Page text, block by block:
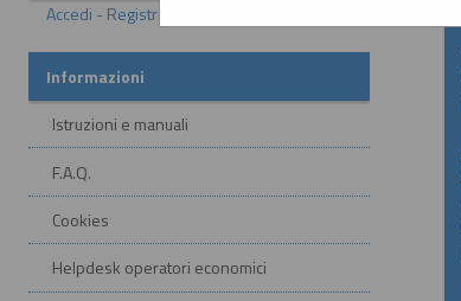
Accedi - Registrati
Informazioni
Istruzioni e manuali
F.A.Q.
Cookies
Helpdesk operatori economici